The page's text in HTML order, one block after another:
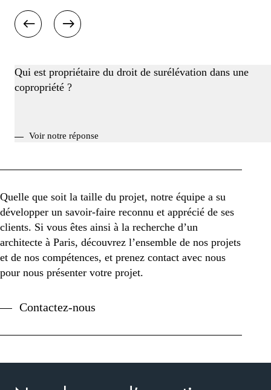
Qui est propriétaire du droit de surélévation dans une
copropriété ?
Voir notre réponse
Quelle que soit la taille du projet, notre équipe a su
développer un savoir-faire reconnu et apprécié de ses
clients. Si vous êtes ainsi à la recherche d’un
architecte à Paris, découvrez l’ensemble de nos projets
et de nos compétences, et prenez contact avec nous
pour nous présenter votre projet.
Contactez-nous